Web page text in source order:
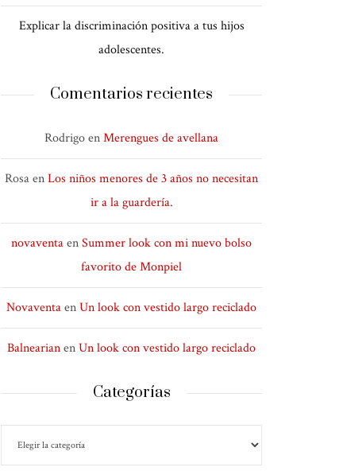
Explicar la discriminación positiva a tus hijos
adolescentes.
Comentarios recientes
RodrigoenMerengues de avellana
RosaenLos niños menores de 3 años no necesitan
ir a la guardería.
novaventaenSummer look con mi nuevo bolso
favorito de Monpiel
NovaventaenUn look con vestido largo reciclado
BalnearianenUn look con vestido largo reciclado
Categorías